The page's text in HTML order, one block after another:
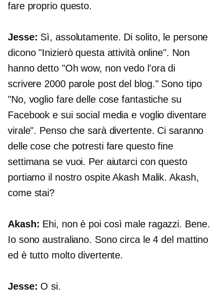
fare proprio questo.
Jesse: Sì, assolutamente. Di solito, le persone
dicono "Inizierò questa attività online". Non
hanno detto "Oh wow, non vedo l'ora di
scrivere 2000 parole post del blog." Sono tipo
"No, voglio fare delle cose fantastiche su
Facebook e sui social media e voglio diventare
virale". Penso che sarà divertente. Ci saranno
delle cose che potresti fare questo fine
settimana se vuoi. Per aiutarci con questo
portiamo il nostro ospite Akash Malik. Akash,
come stai?
Akash: Ehi, non è poi così male ragazzi. Bene.
Io sono australiano. Sono circa le 4 del mattino
ed è tutto molto divertente.
Jesse: O si.